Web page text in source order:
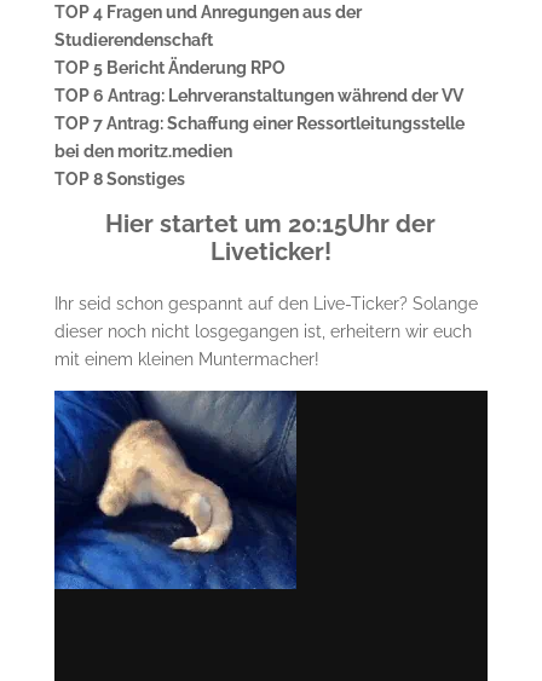
TOP 4 Fragen und Anregungen aus der
Studierendenschaft
TOP 5 Bericht Änderung RPO
TOP 6 Antrag: Lehrveranstaltungen während der VV
TOP 7 Antrag: Schaffung einer Ressortleitungsstelle
bei den moritz.medien
TOP 8 Sonstiges
Hier startet um 20:15Uhr der
Liveticker!
Ihr seid schon gespannt auf den Live-Ticker? Solange
dieser noch nicht losgegangen ist, erheitern wir euch
mit einem kleinen Muntermacher!